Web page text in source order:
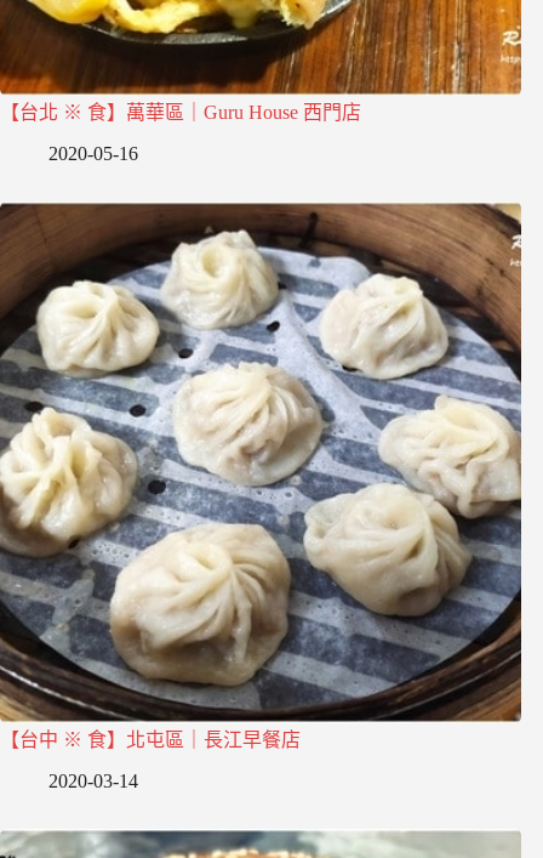
【台北 ※ 食】萬華區｜Guru House 西門店
2020-05-16
【台中 ※ 食】北屯區｜長江早餐店
2020-03-14